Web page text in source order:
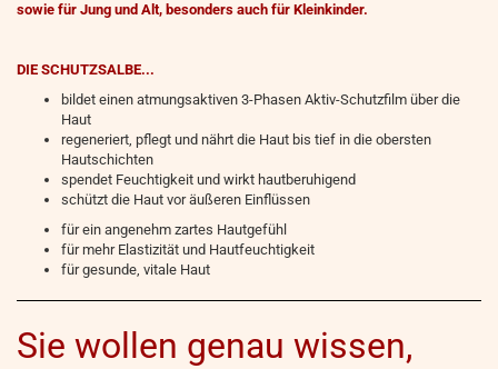
sowie für Jung und Alt, besonders auch für Kleinkinder.
DIE SCHUTZSALBE...
bildet einen atmungsaktiven 3-Phasen Aktiv-Schutzfilm über die
Haut
regeneriert, pflegt und nährt die Haut bis tief in die obersten
Hautschichten
spendet Feuchtigkeit und wirkt hautberuhigend
schützt die Haut vor äußeren Einflüssen
für ein angenehm zartes Hautgefühl
für mehr Elastizität und Hautfeuchtigkeit
für gesunde, vitale Haut
Sie wollen genau wissen,